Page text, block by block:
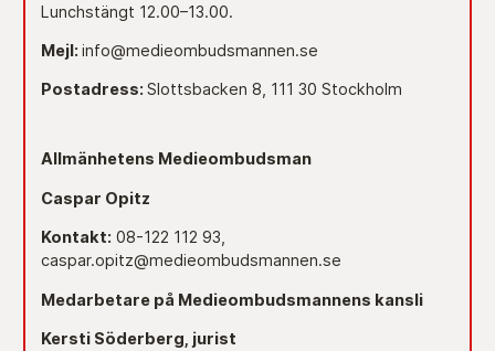
Lunchstängt 12.00–13.00.
Mejl: info@medieombudsmannen.se
Postadress: Slottsbacken 8, 111 30 Stockholm
Allmänhetens Medieombudsman
Caspar Opitz
Kontakt: 08-122 112 93,
caspar.opitz@medieombudsmannen.se
Medarbetare på Medieombudsmannens kansli
Kersti Söderberg, jurist